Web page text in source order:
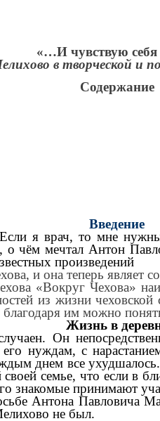
«…И чувствую себя
в творческой и
Содержание
Введение
я врач, то мне
мечтал Антон
произведений
и она теперь являет
«Вокруг Чехова»
из жизни
благодаря им можно
Жизнь в
Он
нуждам, с
днем все
семье, что если в
знакомые принимают
Антона Павловича
не был.